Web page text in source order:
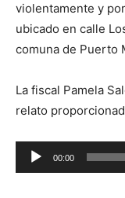
violentamente y
ubicado en calle
comuna de Puerto
La fiscal Pamela
relato
Reproductor
de
00:00